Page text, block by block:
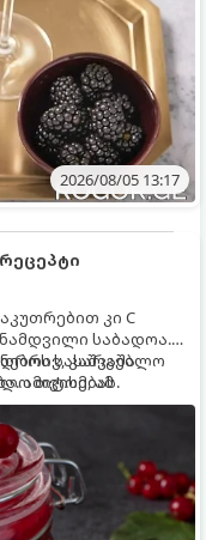
2026/08/05 13:17
კი C
საბადოა.
დროს სასარგებლო
ამიტომ, ამ
გზა
გარეშე.
კაშკაშა
თვისებას.